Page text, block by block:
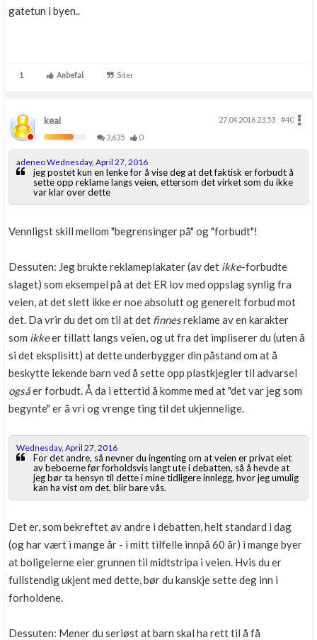
gatetun i byen..
1 Anbefal Siter
keal 27.04.2016 23.53
#40
3,635
0
adeneo Wednesday, April 27, 2016
jeg postet kun en lenke for å vise deg at det faktisk er forbudt å
sette opp reklame langs veien, ettersom det virket som du ikke
var klar over dette
Vennligst skill mellom "begrensinger på" og "forbudt"!
Dessuten: Jeg brukte reklameplakater (av det ikke-forbudte
slaget) som eksempel på at det ER lov med oppslag synlig fra
veien, at det slett ikke er noe absolutt og generelt forbud mot
det. Da vrir du det om til at det finnesreklame av en karakter
som ikkeer tillatt langs veien, og ut fra det impliserer du (uten å
si det eksplisitt) at dette underbygger din påstand om at å
beskytte lekende barn ved å sette opp plastkjegler til advarsel
ogsåer forbudt. Å da i ettertid å komme med at "det var jeg som
begynte" er å vri og vrenge ting til det ukjennelige.
Wednesday, April 27, 2016
For det andre, så nevner du ingenting om at veien er privat eiet
av beboerne før forholdsvis langt ute i debatten, så å hevde at
jeg bør ta hensyn til dette i mine tidligere innlegg, hvor jeg umulig
kan ha vist om det, blir bare vås.
Det er, som bekreftet av andre i debatten, helt standard i dag
(og har vært i mange år - i mitt tilfelle innpå 60 år) i mange byer
at boligeierne eier grunnen til midtstripa i veien. Hvis du er
fullstendig ukjent med dette, bør du kanskje sette deg inn i
forholdene.
Dessuten: Mener du seriøst at barn skal ha rett til å få